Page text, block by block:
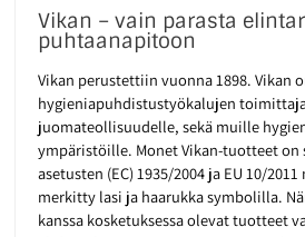
Vikan – vain parasta
puhtaanapitoon
Vikan perustettiin vuonna 1898. Vikan
hygieniapuhdistustyökalujen
juomateollisuudelle, sekä muille
ympäristöille. Monet Vikan-tuotteet on
asetusten (EC) 1935/2004 ja EU 10/
merkitty lasi ja haarukka symbolilla.
kanssa kosketuksessa olevat tuotteet